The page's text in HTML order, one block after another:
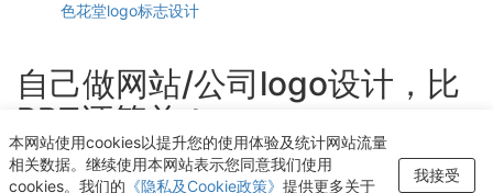
色花堂logo标志设计
自己做网站/公司logo设计，比
PPT还简单！
轻点几下即可获得个性化logo设计
本网站使用cookies以提升您的使用体验及统计网站流量
相关数据。继续使用本网站表示您同意我们使用
cookies。我们的 《隐私及Cookie政策》 提供更多关于
我接受